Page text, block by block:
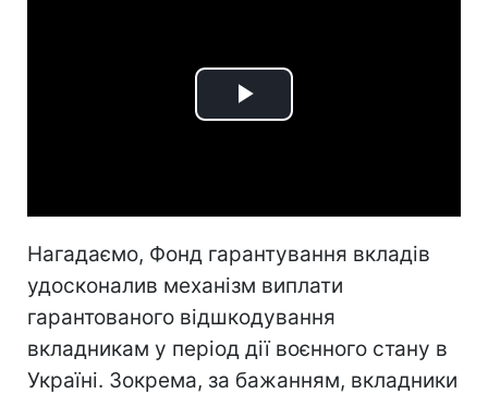
Play
Нагадаємо, Фонд гарантування вкладів
удосконалив механізм виплати
гарантованого відшкодування
вкладникам у період дії воєнного стану в
Україні. Зокрема, за бажанням, вкладники